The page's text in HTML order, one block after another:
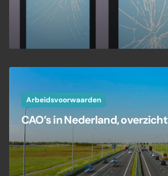
Arbeidsvoorwaarden
CAO’s in Nederland, overzicht